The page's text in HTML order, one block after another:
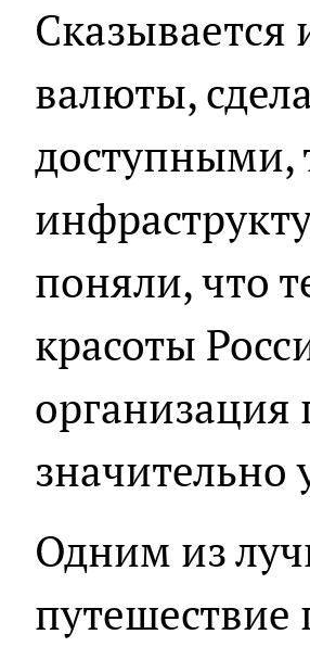
валюты,
доступными,
поняли, что
красоты
организация
значительно
Одним из